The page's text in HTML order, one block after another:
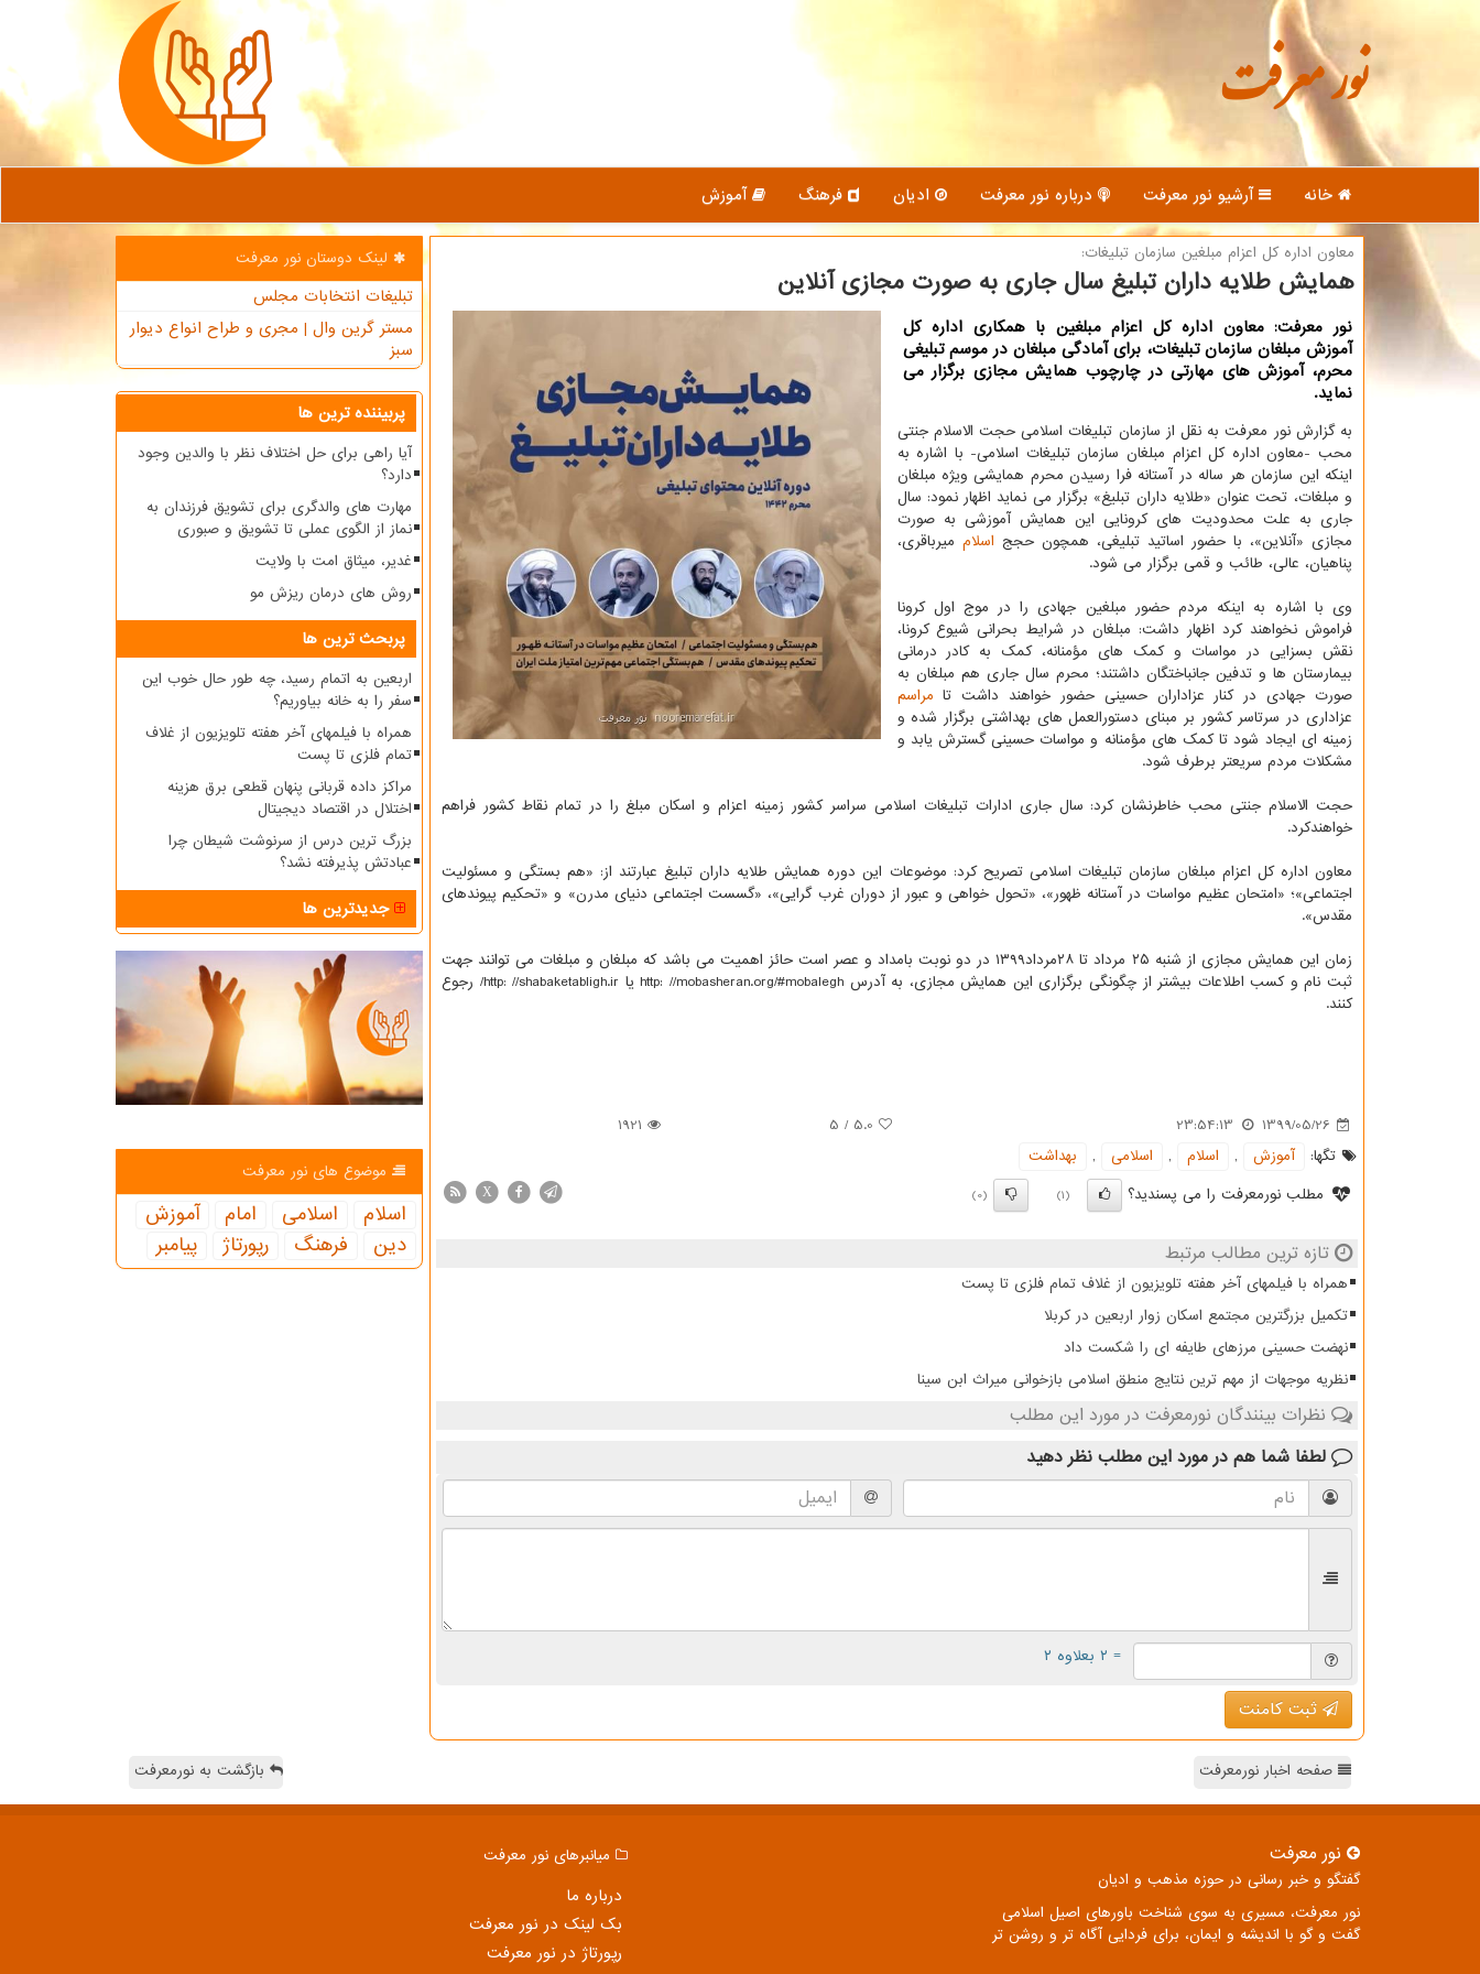
نور معرفت
خانه آرشیو نور معرفت درباره نور معرفت ادیان فرهنگ آموزش
معاون اداره كل اعزام مبلغین سازمان تبلیغات:
همایش طلایه داران تبلیغ سال جاری به صورت مجازی آنلاین
نور معرفت: معاون اداره كل اعزام مبلغین با همكاری اداره كل
آموزش مبلغان سازمان تبلیغات، برای آمادگی مبلغان در موسم تبلیغی
محرم، آموزش های مهارتی در چارچوب همایش مجازی برگزار می
نماید.
به گزارش نور معرفت به نقل از سازمان تبلیغات اسلامی حجت الاسلام جنتی
محب -معاون اداره کل اعزام مبلغان سازمان تبلیغات اسلامی- با اشاره به
اینکه این سازمان هر ساله در آستانه فرا رسیدن محرم همایشی ویژه مبلغان
و مبلغات، تحت عنوان «طلایه داران تبلیغ» برگزار می نماید اظهار نمود: سال
جاری به علت محدودیت های کرونایی این همایش آموزشی به صورت
مجازی «آنلاین»، با حضور اساتید تبلیغی، همچون حجج اسلام میرباقری،
پناهیان، عالی، طائب و قمی برگزار می شود.
وی با اشاره به اینکه مردم حضور مبلغین جهادی را در موج اول کرونا
فراموش نخواهند کرد اظهار داشت: مبلغان در شرایط بحرانی شیوع کرونا،
نقش بسزایی در مواسات و کمک های مؤمنانه، کمک به کادر درمانی
بیمارستان ها و تدفین جانباختگان داشتند؛ محرم سال جاری هم مبلغان به
صورت جهادی در کنار عزاداران حسینی حضور خواهند داشت تا مراسم
عزاداری در سرتاسر کشور بر مبنای دستورالعمل های بهداشتی برگزار شده و
زمینه ای ایجاد شود تا کمک های مؤمنانه و مواسات حسینی گسترش یابد و
مشکلات مردم سریعتر برطرف شود.
حجت الاسلام جنتی محب خاطرنشان کرد: سال جاری ادارات تبلیغات اسلامی سراسر کشور زمینه اعزام و اسکان مبلغ را در تمام نقاط کشور فراهم
خواهندکرد.
معاون اداره کل اعزام مبلغان سازمان تبلیغات اسلامی تصریح کرد: موضوعات این دوره همایش طلایه داران تبلیغ عبارتند از: «هم بستگی و مسئولیت
اجتماعی»؛ «امتحان عظیم مواسات در آستانه ظهور»، «تحول خواهی و عبور از دوران غرب گرایی»، «گسست اجتماعی دنیای مدرن» و «تحکیم پیوندهای
مقدس».
زمان این همایش مجازی از شنبه ۲۵ مرداد تا ۲۸مرداد۱۳۹۹ در دو نوبت بامداد و عصر است حائز اهمیت می باشد که مبلغان و مبلغات می توانند جهت
ثبت نام و کسب اطلاعات بیشتر از چگونگی برگزاری این همایش مجازی، به آدرس http: //mobasheran.org/#mobalegh یا http: //shabaketabligh.ir/ رجوع
کنند.
1399/05/26
23:54:13
5.0
/
5
1921
تگها:
آموزش , اسلام , اسلامی ,
بهداشت
مطلب نورمعرفت را می پسندید؟
(1)
(0)
X
تازه ترین مطالب مرتبط
همراه با فیلمهای آخر هفته تلویزیون از غلاف تمام فلزی تا پست
تکمیل بزرگترین مجتمع اسکان زوار اربعین در کربلا
نهضت حسینی مرزهای طایفه ای را شکست داد
نظریه موجهات از مهم ترین نتایج منطق اسلامی بازخوانی میراث ابن سینا
نظرات بینندگان نورمعرفت در مورد این مطلب
لطفا شما هم در مورد این مطلب نظر دهید
= ۲ بعلاوه ۲
ثبت کامنت
لینک دوستان نور معرفت
تبلیغات انتخابات مجلس
مستر گرین وال | مجری و طراح انواع دیوار
سبز
پربیننده ترین ها
آیا راهی برای حل اختلاف نظر با والدین وجود
دارد؟
مهارت های والدگری برای تشویق فرزندان به
نماز از الگوی عملی تا تشویق و صبوری
غدیر، میثاق امت با ولایت
روش های درمان ریزش مو
پربحث ترین ها
اربعین به اتمام رسید، چه طور حال خوب این
سفر را به خانه بیاوریم؟
همراه با فیلمهای آخر هفته تلویزیون از غلاف
تمام فلزی تا پست
مراکز داده قربانی پنهان قطعی برق هزینه
اختلال در اقتصاد دیجیتال
بزرگ ترین درس از سرنوشت شیطان چرا
عبادتش پذیرفته نشد؟
جدیدترین ها
موضوع های نور معرفت
اسلام اسلامی امام
آموزش
دین
فرهنگ رپورتاژ پیامبر
صفحه اخبار نورمعرفت بازگشت به نورمعرفت
نور معرفت
گفتگو و خبر رسانی در حوزه مذهب و ادیان
نور معرفت، مسیری به سوی شناخت باورهای اصیل اسلامی
گفت و گو با اندیشه و ایمان، برای فردایی آگاه تر و روشن تر
میانبرهای نور معرفت
درباره ما
بک لینک در نور معرفت
رپورتاژ در نور معرفت